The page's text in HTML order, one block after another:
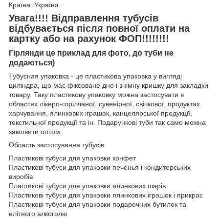
Країна: Україна.
Увага!!!! Відправлення тубусів
відбувається після повної оплати на
картку або на рахунок ФОП!!!!!!!!
Гірлянди це приклад для фото, до туби не
додаються)
Тубусная упаковка - це пластикова упаковка у вигляді
циліндра, що має фіксоване дно і знімну кришку для закладки
товару. Таку пластикову упаковку можна застосувати в
областях лікеро-горілчаної, сувенірної, свічкової, продуктах
харчування, ялинкових іграшок, канцелярської продукції,
текстильної продукції та ін. Подарункові туби так само можна
замовити оптом.
Область застосування тубусів:
Пластикові тубуси для упаковки конфет
Пластикові тубуси для упаковки печенья і кондитерських
виробів
Пластикові тубуси для упаковки ялинкових шарів
Пластикові тубуси для упаковки ялинкових іграшок і прикрас
Пластикові тубуси для упаковки подарочних бутилок та
елітного алкоголю